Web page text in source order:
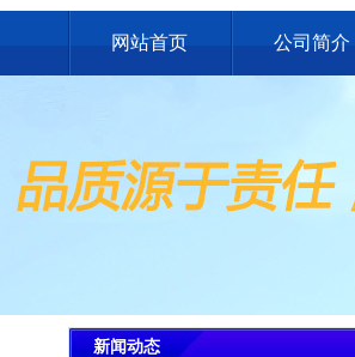
网站首页 公司简介
新闻动态